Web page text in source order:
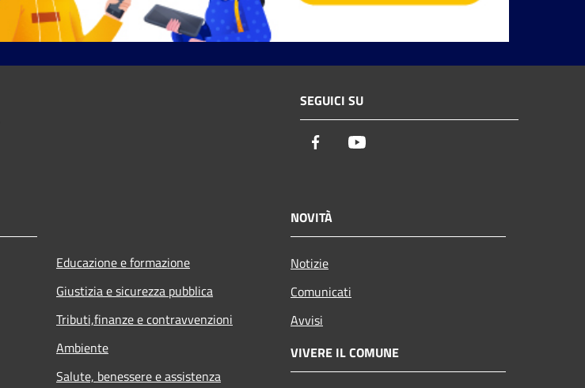
SEGUICI SU
Facebook
Educazione e formazione
Giustizia e sicurezza pubblica
Tributi,finanze e contravvenzioni
Ambiente
Salute, benessere e assistenza
NOVITÀ
Notizie
Comunicati
Avvisi
VIVERE IL COMUNE